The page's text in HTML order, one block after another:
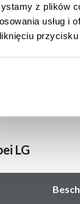
z plików
usług i
przycisku
bei
LG